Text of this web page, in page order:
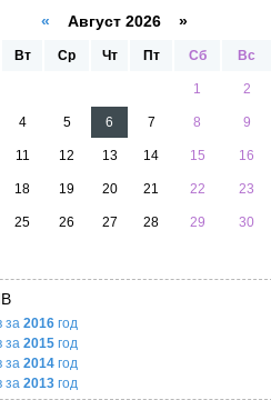
« Август 2026 »
Вт Ср Чт Пт Сб Вс
1 2
4 5 6 7 8 9
11 12 13 14 15 16
18 19 20 21 22 23
25 26 27 28 29 30
за 2016 год
за 2015 год
за 2014 год
за 2013 год